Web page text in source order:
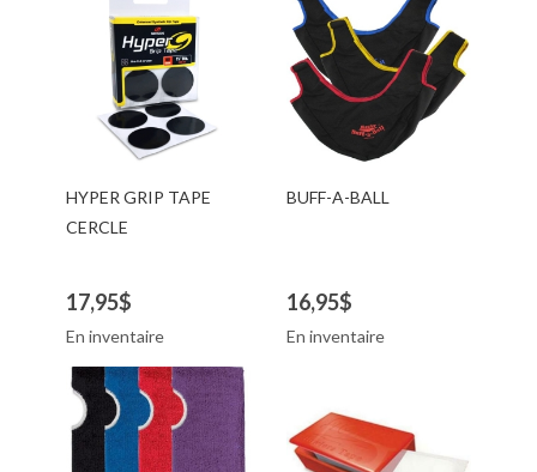
HYPER GRIP TAPE
CERCLE
17,95$
En inventaire
BUFF-A-BALL
16,95$
En inventaire